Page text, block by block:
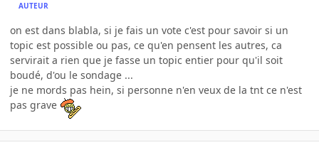
AUTEUR
on est dans blabla, si je fais un vote c'est pour savoir si un
topic est possible ou pas, ce qu'en pensent les autres, ca
servirait a rien que je fasse un topic entier pour qu'il soit
boudé, d'ou le sondage ...
je ne mords pas hein, si personne n'en veux de la tnt ce n'est
pas grave